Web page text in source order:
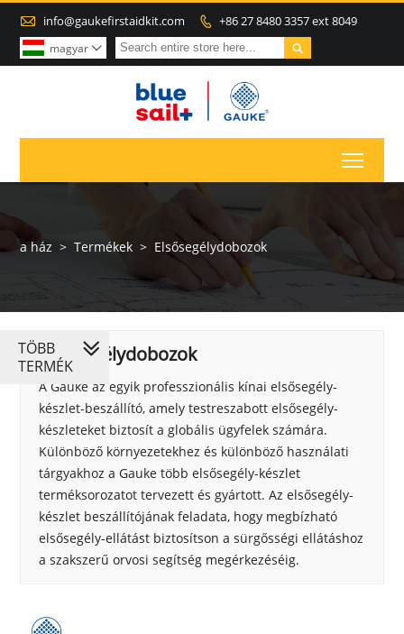
 info@gaukefirstaidkit.com  +86 27 8480 3357 ext 8049

magyar 
a ház > Termékek > Elsősegélydobozok
Elsősegélydobozok
A Gauke az egyik professzionális kínai elsősegély-
készlet-beszállító, amely testreszabott elsősegély-
készleteket biztosít a globális ügyfelek számára.
Különböző környezetekhez és különböző használati
tárgyakhoz a Gauke több elsősegély-készlet
terméksorozatot tervezett és gyártott. Az elsősegély-
készlet beszállítójának feladata, hogy megbízható
elsősegély-ellátást biztosítson a sürgősségi ellátáshoz
a szakszerű orvosi segítség megérkezéséig.
TÖBB
TERMÉK